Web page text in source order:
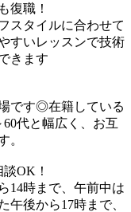
復職！
スタイルに合わせて
すいレッスンで技術
きます
です◎在籍している
代と幅広く、お互
。
OK！
14時まで、午前中は
午後から17時まで、